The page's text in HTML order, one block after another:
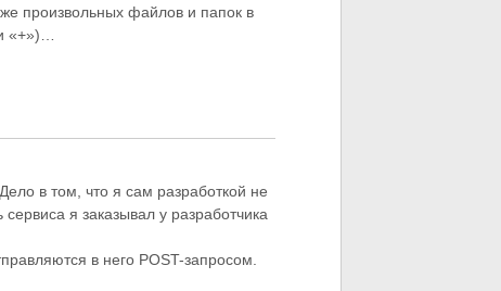
произвольных файлов и папок в
«+»)…
в том, что я сам разработкой не
я заказывал у разработчика
в него POST-запросом.